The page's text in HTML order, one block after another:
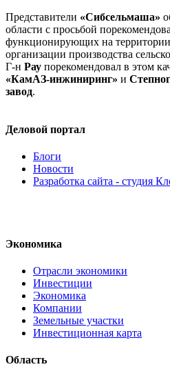
Представители «Сибсельмаша»
области с просьбой
функционирующих на
организации производства
Г-н Рау порекомендовал в этом
«КамАЗ-инжиниринг» и
завод.
Деловой портал
Блоги
Новости
Разработка сайта - студия
Экономика
Отрасли экономики
Инвестиции
Экономика
Компании
Земельные участки
Инвестиционная карта
Область